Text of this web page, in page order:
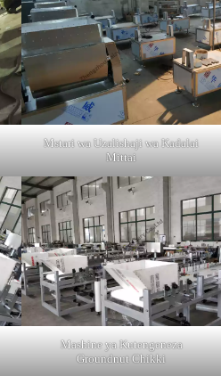
Mstari wa Uzalishaji wa Kadalai
Mittai
Mashine ya Kutengeneza
Groundnut Chikki